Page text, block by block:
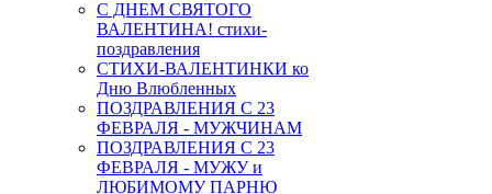
С ДНЕМ СВЯТОГО
ВАЛЕНТИНА! стихи-
поздравления
СТИХИ-ВАЛЕНТИНКИ ко
Дню Влюбленных
ПОЗДРАВЛЕНИЯ С 23
ФЕВРАЛЯ - МУЖЧИНАМ
ПОЗДРАВЛЕНИЯ С 23
ФЕВРАЛЯ - МУЖУ и
ЛЮБИМОМУ ПАРНЮ